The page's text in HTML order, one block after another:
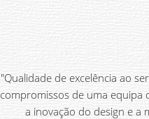
"Qualidade de excelência ao
compromissos de uma equipa
a inovação do design e a